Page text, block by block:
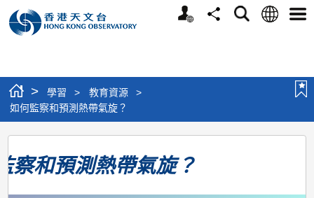
個
分
搜
語
選
> 學習 > 教育資源
>
如何監察和預測熱帶氣旋？
如
何
察和預測熱帶氣旋？